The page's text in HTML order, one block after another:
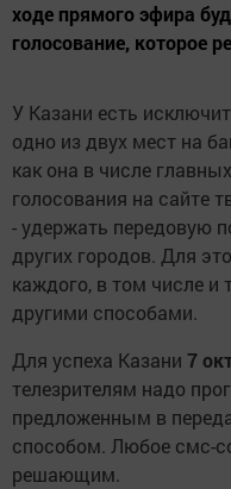
ходе прямого эфира
голосование, которое
У Казани есть
одно из двух мест на
как она в числе
голосования на сайте
- удержать передовую
других городов. Для
каждого, в том числе и
другими способами.
Для успеха Казани 7
телезрителям надо
предложенным в
способом. Любое смс-
решающим.